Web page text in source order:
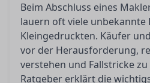
Beim Abschluss eines
lauern oft viele unbekannte
Kleingedruckten. Käufer
vor der Herausforderung,
verstehen und Fallstricke
Ratgeber erklärt die